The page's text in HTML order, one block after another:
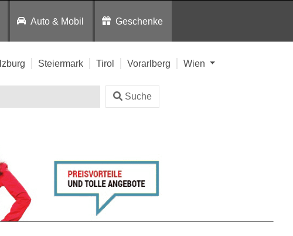
Auto & Mobil Geschenke
Steiermark Tirol Vorarlberg Wien
Suche